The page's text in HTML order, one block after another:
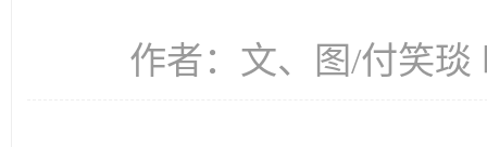
作者：文、图/付笑琰